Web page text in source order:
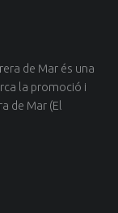
de Mar és una
la promoció i
de Mar (El